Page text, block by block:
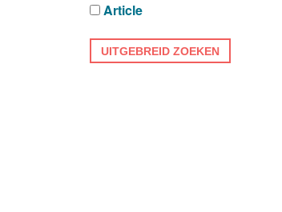
Article
UITGEBREID ZOEKEN